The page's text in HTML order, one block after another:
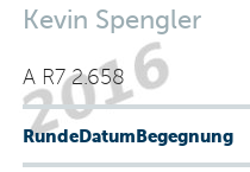
Kevin Spengler
A R7 2.658
RundeDatumBegegnung